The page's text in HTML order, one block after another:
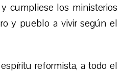
y cumpliese los ministerios
y pueblo a vivir según el
reformista, a todo el